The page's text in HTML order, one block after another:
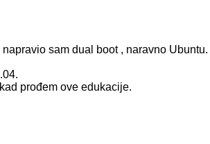
sam dual boot , naravno Ubuntu.
prođem ove edukacije.